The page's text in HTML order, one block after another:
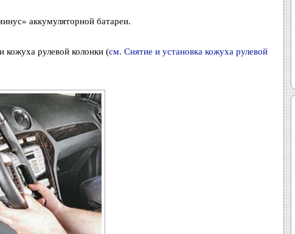
аккумуляторной батареи.
рулевой колонки (см. Снятие и установка кожуха рулевой